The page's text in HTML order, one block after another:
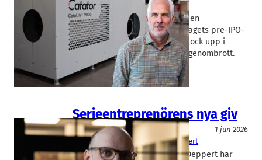
Catator
Tarras Delin
Catator får in tunga delägare i en
delstängning av miljöteknikbolagets pre-IPO-
runda. Börsnoteringen skjuts dock upp i
väntan på stora kommersiella genombrott.
Serieentreprenörens nya giv
Miljöteknik
1 jun 2026
Carbon Collective
Karsten Deppert
Helsingborgsprofilen Karsten Deppert har